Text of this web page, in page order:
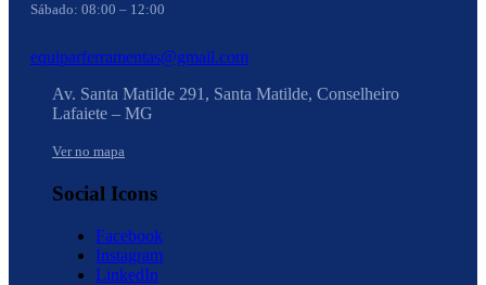
Sábado: 08:00 – 12:00
equiparferramentas@gmail.com
Av. Santa Matilde 291, Santa Matilde, Conselheiro
Lafaiete – MG
Ver no mapa
Social Icons
Facebook
Instagram
LinkedIn